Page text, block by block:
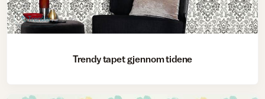
Trender
Trendy tapet gjennom tidene